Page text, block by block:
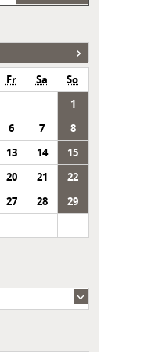
Fr Sa
So
1
6 7
8
13 14
15
20 21
22
27 28
29